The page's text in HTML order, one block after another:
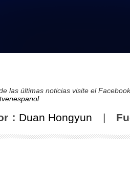
las últimas noticias visite el
： Duan Hongyun |